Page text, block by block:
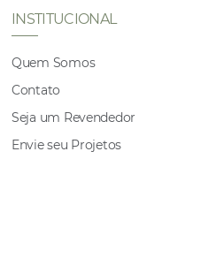
INSTITUCIONAL
Quem Somos
Contato
Seja um Revendedor
Envie seu Projetos